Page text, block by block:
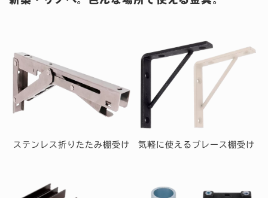
ステンレス折りたたみ棚受け 気軽に使えるブレース棚受け